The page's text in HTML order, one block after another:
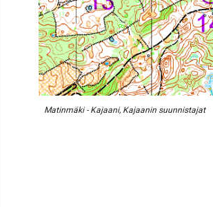
Matinmäki - Kajaani, Kajaanin suunnistajat